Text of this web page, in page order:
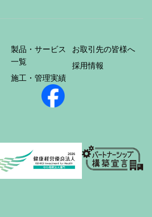
製品・サービス
一覧
施工・管理実績
お取引先の皆様へ
採用情報